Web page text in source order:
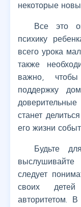
некоторые
Все это
психику
всего урока
также
важно,
поддержку
станет
его жизни
Будьте
следует
своих детей
авторитетом.